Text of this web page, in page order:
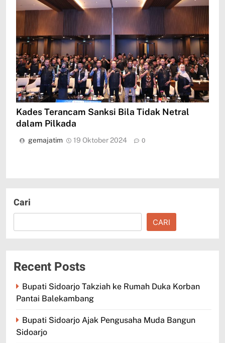
Kades Terancam Sanksi Bila Tidak Netral
dalam Pilkada
gemajatim 19 Oktober 2024 0
Cari
CARI
Recent Posts
Bupati Sidoarjo Takziah ke Rumah Duka Korban
Pantai Balekambang
Bupati Sidoarjo Ajak Pengusaha Muda Bangun
Sidoarjo